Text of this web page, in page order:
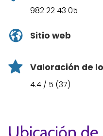
982 22 43 05
Sitio web
Valoración de
4.4 / 5 (37)